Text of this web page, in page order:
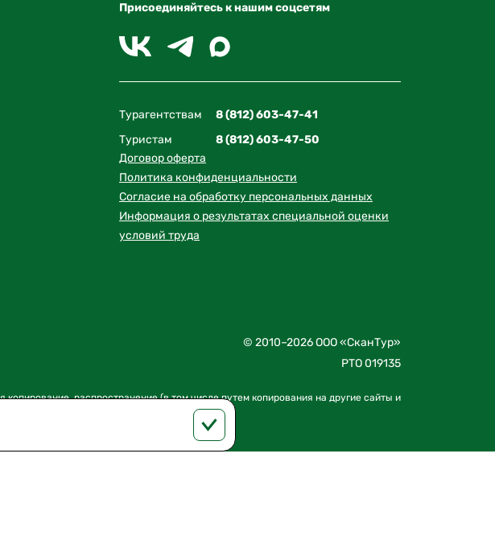
Присоединяйтесь к нашим соцсетям
Турагентствам
8 (812) 603-47-41
Туристам
8 (812) 603-47-50
Договор оферта
Политика конфиденциальности
Согласие на обработку персональных данных
Информация о результатах специальной оценки
условий труда
© 2010–2026 ООО «СканТур»
РТО 019135
распространение (в том числе путем копирования на другие сайты и
правообладателя